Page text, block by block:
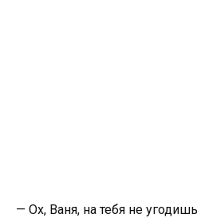
— Ох, Ваня, на тебя не